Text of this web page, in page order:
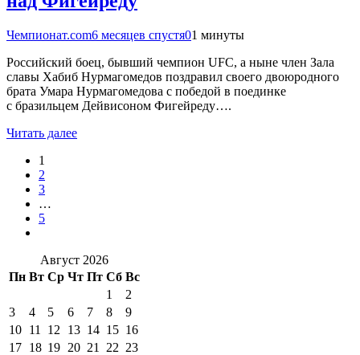
Чемпионат.com6 месяцев спустя01 минуты
Российский боец, бывший чемпион UFC, а ныне член Зала
славы Хабиб Нурмагомедов поздравил своего двоюродного
брата Умара Нурмагомедова с победой в поединке
с бразильцем Дейвисоном Фигейреду….
Читать далее
1
2
3
…
5
Август 2026
Пн Вт Ср Чт Пт Сб Вс
1
2
3
4 5 6 7 8
9
10 11 12 13 14 15 16
17 18 19 20 21 22 23